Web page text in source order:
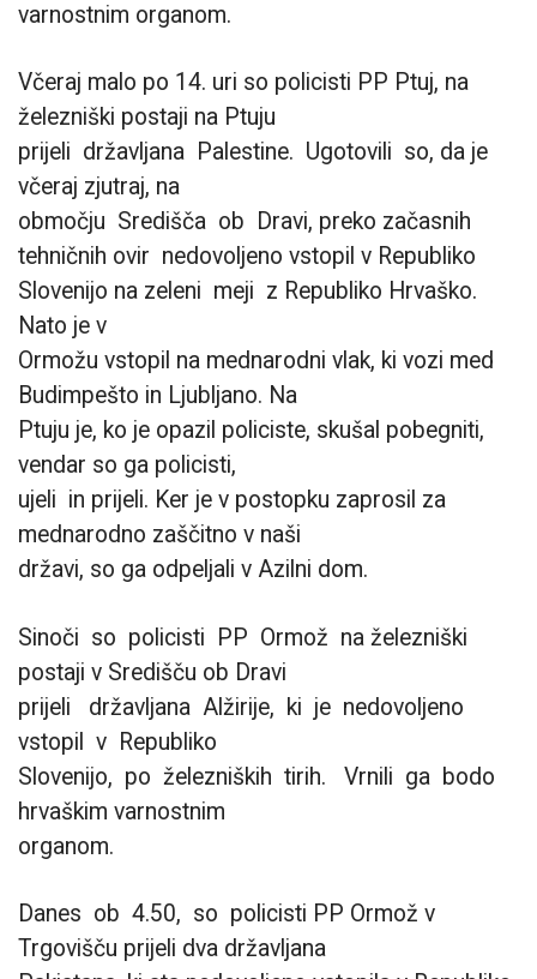
varnostnim organom.
Včeraj malo po 14. uri so policisti PP Ptuj, na
železniški postaji na Ptuju
prijeli državljana Palestine. Ugotovili so, da je
včeraj zjutraj, na
območju Središča ob Dravi, preko začasnih
tehničnih ovir nedovoljeno vstopil v Republiko
Slovenijo na zeleni meji z Republiko Hrvaško.
Nato je v
Ormožu vstopil na mednarodni vlak, ki vozi med
Budimpešto in Ljubljano. Na
Ptuju je, ko je opazil policiste, skušal pobegniti,
vendar so ga policisti,
ujeli in prijeli. Ker je v postopku zaprosil za
mednarodno zaščitno v naši
državi, so ga odpeljali v Azilni dom.
Sinoči so policisti PP Ormož na železniški
postaji v Središču ob Dravi
prijeli državljana Alžirije, ki je nedovoljeno
vstopil v Republiko
Slovenijo, po železniških tirih. Vrnili ga bodo
hrvaškim varnostnim
organom.
Danes ob 4.50, so policisti PP Ormož v
Trgovišču prijeli dva državljana